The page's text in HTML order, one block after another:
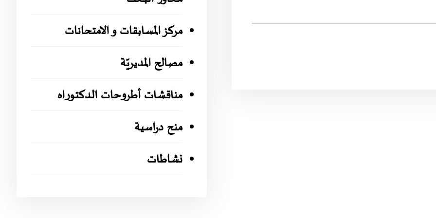
مركز المسابقات و الامتحانات
مصالح المديريّة
مناقشات أطروحات الدكتوراه
منح دراسية
نشاطات